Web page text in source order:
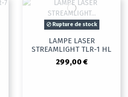
Rupture de stock
LAMPE LASER
STREAMLIGHT TLR-1 HL
299,00 €